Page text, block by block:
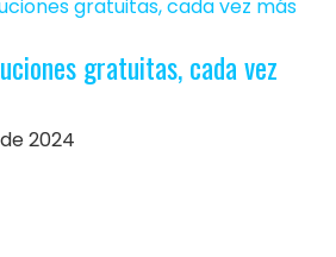
gratuitas, cada vez
2024